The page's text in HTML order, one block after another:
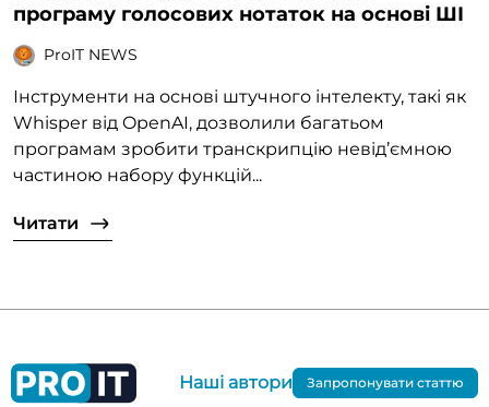
програму голосових нотаток на основі ШІ
ProIT NEWS
Інструменти на основі штучного інтелекту, такі як
Whisper від OpenAI, дозволили багатьом
програмам зробити транскрипцію невід’ємною
частиною набору функцій...
Читати
Наші автори Запропонувати статтю